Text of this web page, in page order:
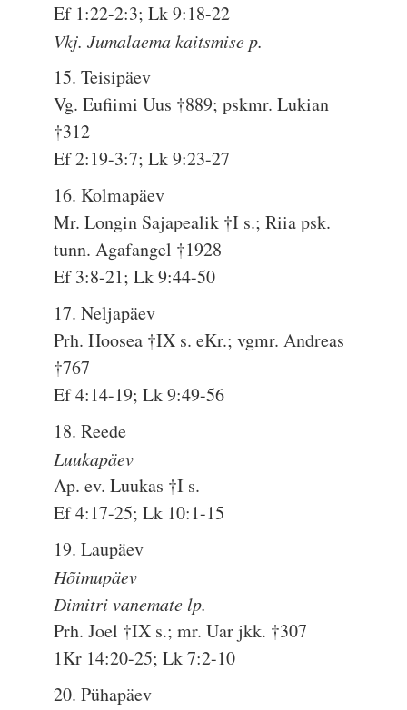
Ef 1:22-2:3; Lk 9:18-22
Vkj. Jumalaema kaitsmise p.
15. Teisipäev
Vg. Eufiimi Uus †889; pskmr. Lukian
†312
Ef 2:19-3:7; Lk 9:23-27
16. Kolmapäev
Mr. Longin Sajapealik †I s.; Riia psk.
tunn. Agafangel †1928
Ef 3:8-21; Lk 9:44-50
17. Neljapäev
Prh. Hoosea †IX s. eKr.; vgmr. Andreas
†767
Ef 4:14-19; Lk 9:49-56
18. Reede
Luukapäev
Ap. ev. Luukas †I s.
Ef 4:17-25; Lk 10:1-15
19. Laupäev
Hõimupäev
Dimitri vanemate lp.
Prh. Joel †IX s.; mr. Uar jkk. †307
1Kr 14:20-25; Lk 7:2-10
20. Pühapäev